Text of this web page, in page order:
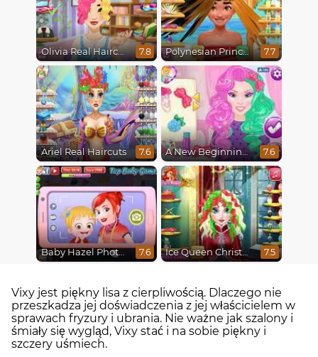
Olivia Real Haircuts 7.8 Polynesian Princess Real Haircuts 7.7
Ariel Real Haircuts 7.6 A New Beginning, From Sad to Fab 7.6
Baby Hazel Photoshoot 7.6 Ice Queen Christmas Real Haircuts 7.5
Vixy jest piękny lisa z cierpliwością. Dlaczego nie
przeszkadza jej doświadczenia z jej właścicielem w
sprawach fryzury i ubrania. Nie ważne jak szalony i
śmiały się wygląd, Vixy stać i na sobie piękny i
szczery uśmiech.